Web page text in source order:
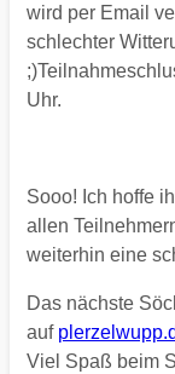
wird per Email
schlechter
Uhr.
Sooo! Ich hoffe
allen
weiterhin eine
Das nächste
auf
Viel Spaß beim